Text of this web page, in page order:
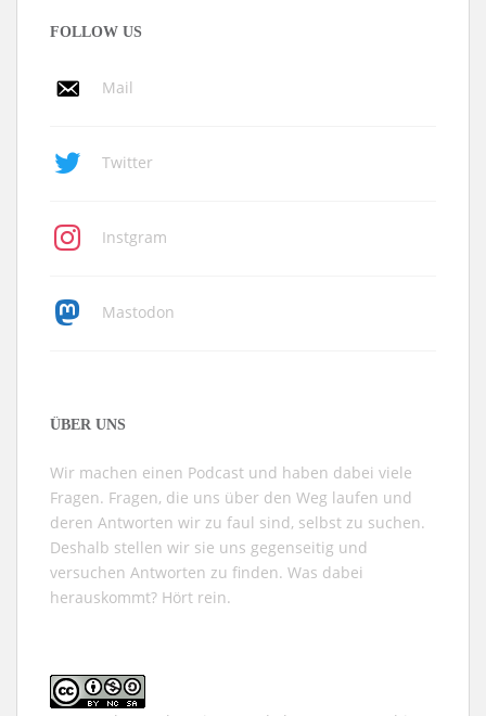
FOLLOW US
Mail
Twitter
Instgram
Mastodon
ÜBER UNS
Wir machen einen Podcast und haben dabei viele
Fragen. Fragen, die uns über den Weg laufen und
deren Antworten wir zu faul sind, selbst zu suchen.
Deshalb stellen wir sie uns gegenseitig und
versuchen Antworten zu finden. Was dabei
herauskommt? Hört rein.